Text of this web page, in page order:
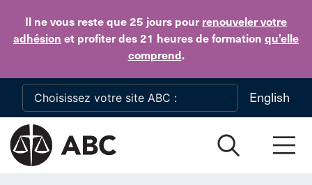
Il ne vous reste que 25 jours pour renouveler votre
adhésion et profiter des 21 heures de formation qu’elle
comprend.
Skip to main content
English